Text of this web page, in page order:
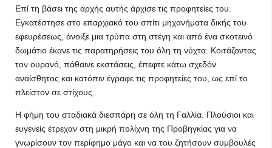
Επί τη βάσει της αρχής αυτής άρχισε τις προφητείες του.
Εγκατέστησε στο επαρχιακό του σπίτι μηχανήματα δικής του
εφευρέσεως, άνοιξε μια τρύπα στη στέγη και από ένα σκοτεινό
δωμάτιο έκανε τις παρατηρήσεις του όλη τη νύχτα. Κοιτάζοντας
τον ουρανό, πάθαινε εκστάσεις, έπεφτε κάτω σχεδόν
αναίσθητος και κατόπιν έγραφε τις προφητείες του, ως επί το
πλείστον σε στίχους.
Η φήμη του σταδιακά διεσπάρη σε όλη τη Γαλλία. Πλούσιοι και
ευγενείς έτρεχαν στη μικρή πολίχνη της Προβηγκίας για να
γνωρίσουν τον περίφημο μάγο και να του ζητήσουν συμβουλές